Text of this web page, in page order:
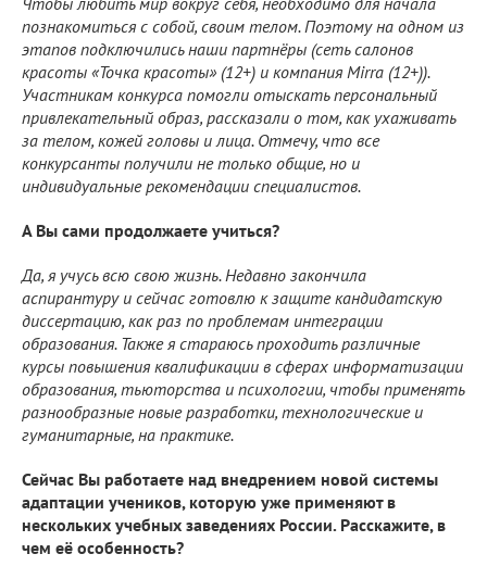
познакомиться с собой, своим телом. Поэтому на одном из
этапов подключились наши партнёры (сеть салонов
красоты «Точка красоты» (12+) и компания Mirra (12+)).
Участникам конкурса помогли отыскать персональный
привлекательный образ, рассказали о том, как ухаживать
за телом, кожей головы и лица. Отмечу, что все
конкурсанты получили не только общие, но и
индивидуальные рекомендации специалистов.
А Вы сами продолжаете учиться?
Да, я учусь всю свою жизнь. Недавно закончила
аспирантуру и сейчас готовлю к защите кандидатскую
диссертацию, как раз по проблемам интеграции
образования. Также я стараюсь проходить различные
курсы повышения квалификации в сферах информатизации
образования, тьюторства и психологии, чтобы применять
разнообразные новые разработки, технологические и
гуманитарные, на практике.
Сейчас Вы работаете над внедрением новой системы
адаптации учеников, которую уже применяют в
нескольких учебных заведениях России. Расскажите, в
чем её особенность?